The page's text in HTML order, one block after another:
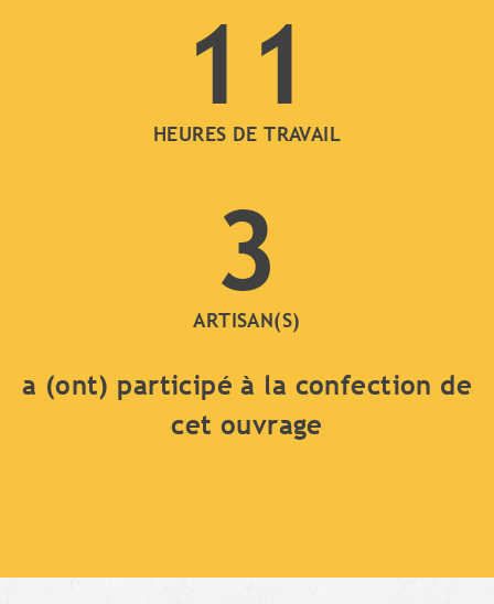
11
HEURES DE TRAVAIL
3
ARTISAN(S)
a (ont) participé à la confection de
cet ouvrage